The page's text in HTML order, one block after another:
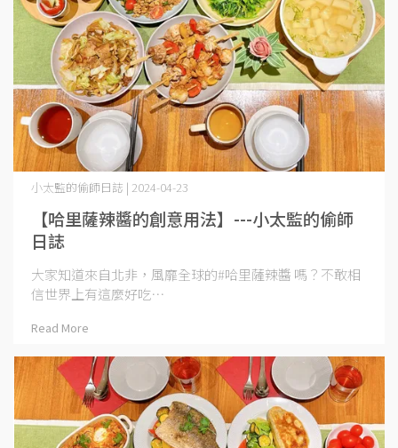
【哈里薩辣醬的創意用法】---小太監的偷師
日誌
小太監的偷師日誌 | 2024-04-23
大家知道來自北非，風靡全球的#哈里薩辣醬 嗎？不敢相
信世界上有這麼好吃⋯
Read More